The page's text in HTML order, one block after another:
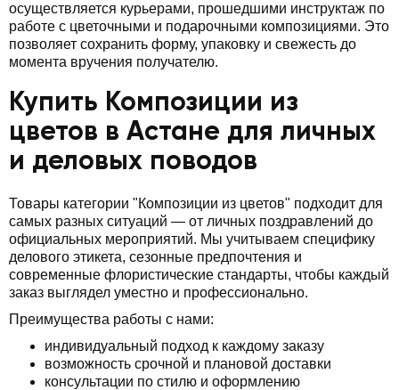
осуществляется курьерами, прошедшими инструктаж по
работе с цветочными и подарочными композициями. Это
позволяет сохранить форму, упаковку и свежесть до
момента вручения получателю.
Купить Композиции из
цветов в Астане для личных
и деловых поводов
Товары категории "Композиции из цветов" подходит для
самых разных ситуаций — от личных поздравлений до
официальных мероприятий. Мы учитываем специфику
делового этикета, сезонные предпочтения и
современные флористические стандарты, чтобы каждый
заказ выглядел уместно и профессионально.
Преимущества работы с нами:
индивидуальный подход к каждому заказу
возможность срочной и плановой доставки
консультации по стилю и оформлению